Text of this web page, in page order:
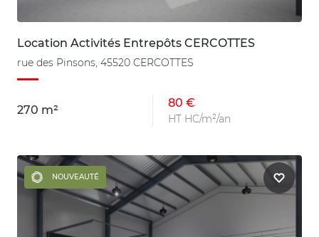
Location Activités Entrepôts CERCOTTES
rue des Pinsons, 45520 CERCOTTES
270 m²
80 €
HT HC/m²/an
NOUVEAUTÉ